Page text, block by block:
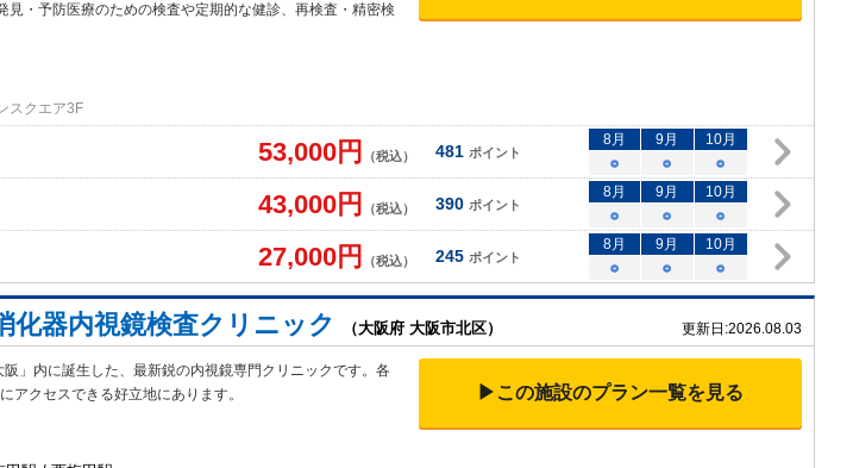
見・予防医療のための検査や定期的な健診、再検査・精密検
スクエア3F
53,000円 （税込） 481 ポイント
8月 9月 10月
○
○ ○
43,000円 （税込） 390 ポイント
8月 9月 10月
○
○ ○
27,000円 （税込） 245 ポイント
8月 9月 10月
○
○ ○
化器内視鏡検査クリニック （大阪府 大阪市北区） 更新日:2026.08.03
」内に誕生した、最新鋭の内視鏡専門クリニックです。各
アクセスできる好立地にあります。
▶この施設のプラン一覧を見る